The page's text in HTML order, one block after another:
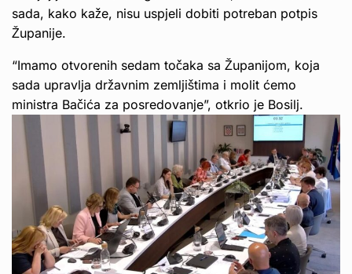
sada, kako kaže, nisu uspjeli dobiti potreban potpis
Županije.
“Imamo otvorenih sedam točaka sa Županijom, koja
sada upravlja državnim zemljištima i molit ćemo
ministra Bačića za posredovanje”, otkrio je Bosilj.